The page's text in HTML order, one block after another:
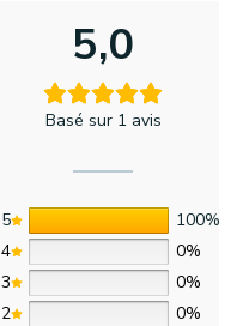
5,0
Basé sur 1 avis
5
100%
4
0%
3
0%
2
0%